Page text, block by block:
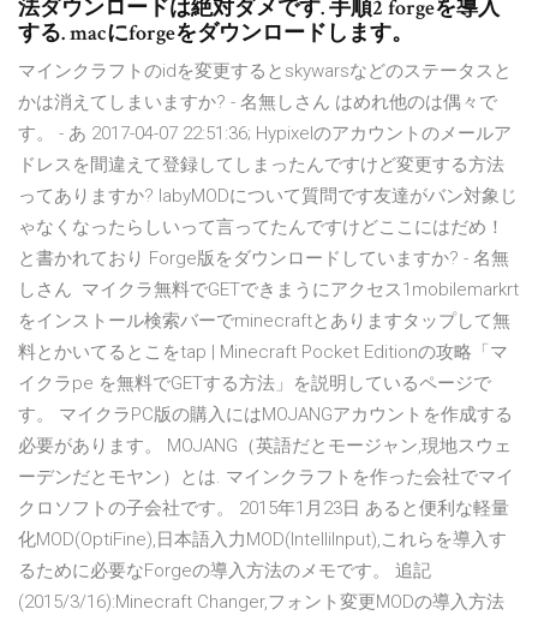
法ダウンロードは絶対ダメです. 手順2 forgeを導入
する. macにforgeをダウンロードします。
マインクラフトのidを変更するとskywarsなどのステータスと
かは消えてしまいますか? - 名無しさん はめれ他のは偶々で
す。 - あ 2017-04-07 22:51:36; Hypixelのアカウントのメールア
ドレスを間違えて登録してしまったんですけど変更する方法
ってありますか? labyMODについて質問です友達がバン対象じ
ゃなくなったらしいって言ってたんですけどここにはだめ！
と書かれており Forge版をダウンロードしていますか? - 名無
しさん マイクラ無料でGETできまうにアクセス1mobilemarkrt
をインストール検索バーでminecraftとありますタップして無
料とかいてるとこをtap | Minecraft Pocket Editionの攻略「マ
イクラpe を無料でGETする方法」を説明しているページで
す。 マイクラPC版の購入にはMOJANGアカウントを作成する
必要があります。 MOJANG（英語だとモージャン,現地スウェ
ーデンだとモヤン）とは. マインクラフトを作った会社でマイ
クロソフトの子会社です。 2015年1月23日 あると便利な軽量
化MOD(OptiFine),日本語入力MOD(IntelliInput),これらを導入す
るために必要なForgeの導入方法のメモです。 追記
(2015/3/16):Minecraft Changer,フォント変更MODの導入方法